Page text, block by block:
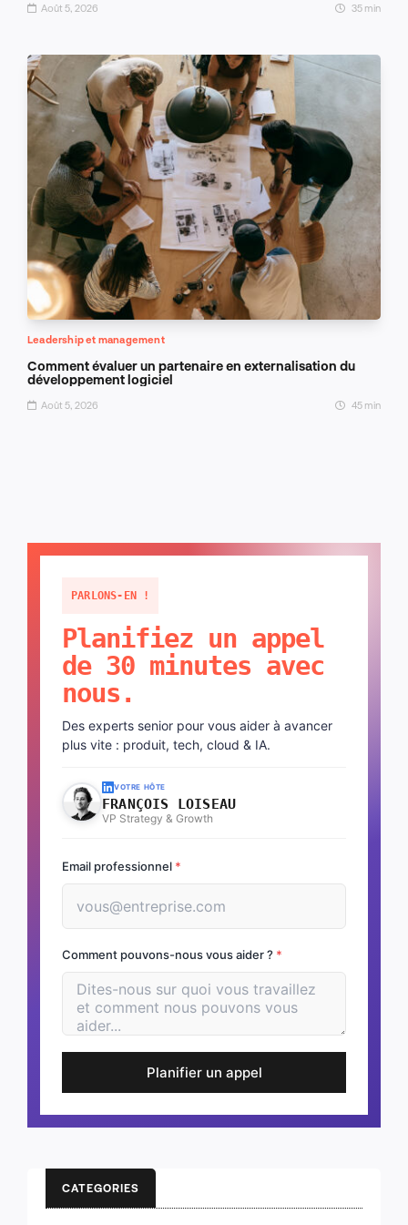
Août 5, 2026 35 min
Leadership et management
Comment évaluer un partenaire en externalisation du
développement logiciel
Août 5, 2026 45 min
PARLONS-EN !
Planifiez un appel
de 30 minutes avec
nous.
Des experts senior pour vous aider à avancer
plus vite : produit, tech, cloud & IA.
VOTRE HÔTE
FRANÇOIS LOISEAU
VP Strategy & Growth
Email professionnel *
Comment pouvons-nous vous aider ? *
Planifier un appel
CATEGORIES